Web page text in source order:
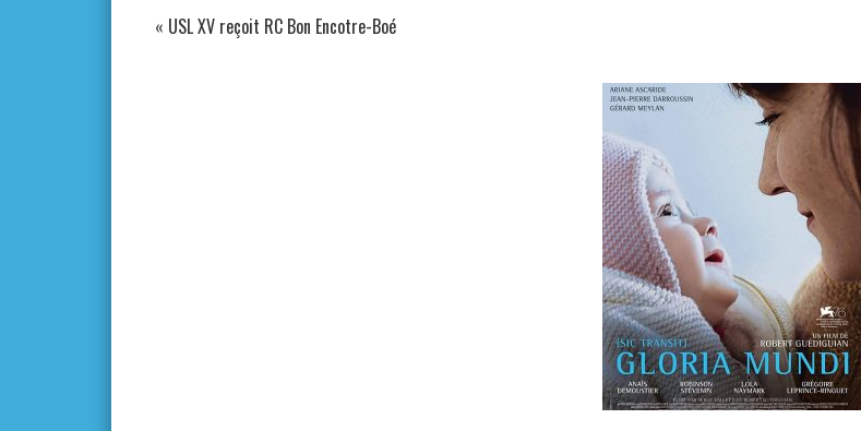
« USL XV reçoit RC Bon Encotre-Boé